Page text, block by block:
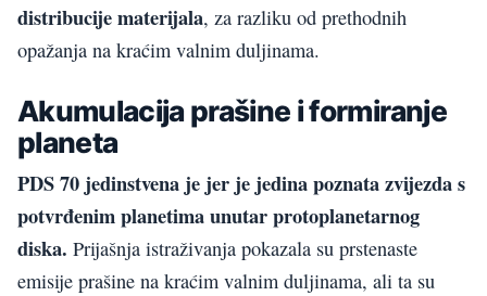
distribucije materijala, za razliku od prethodnih
opažanja na kraćim valnim duljinama.
Akumulacija prašine i formiranje
planeta
PDS 70 jedinstvena je jer je jedina poznata zvijezda s
potvrđenim planetima unutar protoplanetarnog
diska. Prijašnja istraživanja pokazala su prstenaste
emisije prašine na kraćim valnim duljinama, ali ta su